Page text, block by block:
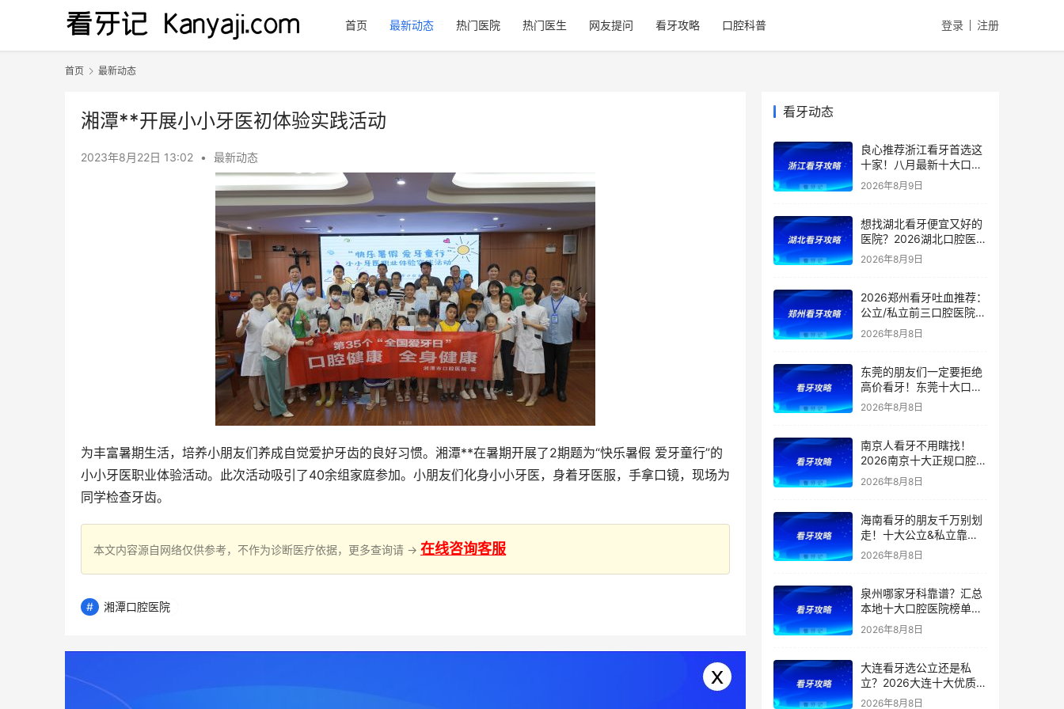
首页 最新动态 热门医院 热门医生 网友提问 看牙攻略 口腔科普 登录 注册
首页 最新动态
湘潭**开展小小牙医初体验实践活动
2023年8月22日 13:02 • 最新动态
为丰富暑期生活，培养小朋友们养成自觉爱护牙齿的良好习惯。湘潭**在暑期开展了2期题为“快乐暑假 爱牙童行”的
小小牙医职业体验活动。此次活动吸引了40余组家庭参加。小朋友们化身小小牙医，身着牙医服，手拿口镜，现场为
同学检查牙齿。
本文内容源自网络仅供参考，不作为诊断医疗依据，更多查询请 → 在线咨询客服
湘潭口腔医院
看牙动态
良心推荐浙江看牙首选这
十家！八月最新十大口腔
医院排行榜来了！一文盘
点十家口腔机构的特点、
牙、根管治疗、牙齿矫正
等价格
2026年8月9日
想找湖北看牙便宜又好的
医院？2026湖北口腔医院
排行榜出炉：公立/私立汇
管、矫正、种植牙价格
2026年8月9日
2026郑州看牙吐血推荐：
公立/私立前三口腔医院排
行曝光！郑大、人民医院
以上榜，都是医保定点医
销比例+口腔项目价格
2026年8月8日
东莞的朋友们一定要拒绝
高价看牙！东莞十大口腔
医院推荐：老牌公立实力
按需选院，附：牙齿项目
价格参考
2026年8月8日
南京人看牙不用瞎找！
2026南京十大正规口腔机
构全新汇总！公立/私立医
院适配不同需求，还附口
牙/根管/种植/矫正】
2026年8月8日
海南看牙的朋友千万别划
走！十大公立&私立靠谱
口腔医院推荐，补牙、种
腔项目最新收费一览
2026年8月8日
泉州哪家牙科靠谱？汇总
本地十大口腔医院榜单来
了！种植、正畸该去哪
家？医保定点、特色一次
牙/矫正/牙冠等价格
2026年8月8日
大连看牙选公立还是私
立？2026大连十大优质口
腔医院推荐：市口腔、大
2026年8月8日